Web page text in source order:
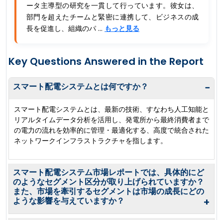
ータ主導型の研究を一貫して行っています。彼女は、
部門を超えたチームと緊密に連携して、ビジネスの成
長を促進し、組織のパ ... もっと見る
Key Questions Answered in the Report
スマート配電システムとは何ですか？ −
スマート配電システムとは、最新の技術、すなわち人工知能と
リアルタイムデータ分析を活用し、発電所から最終消費者まで
の電力の流れを効率的に管理・最適化する、高度で統合された
ネットワークインフラストラクチャを指します。
スマート配電システム市場レポートでは、具体的にど
のようなセグメント区分が取り上げられていますか？
また、市場を牽引するセグメントは市場の成長にどの
ような影響を与えていますか？
+